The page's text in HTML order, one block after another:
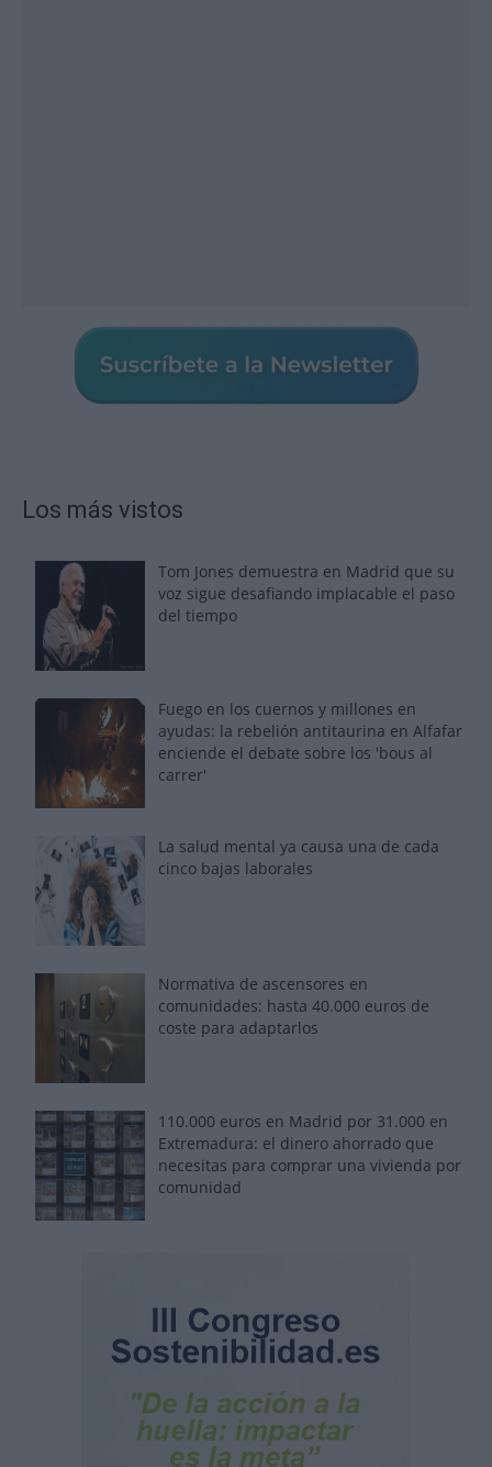
Los más vistos
Tom Jones demuestra en Madrid que su
voz sigue desafiando implacable el paso
del tiempo
Fuego en los cuernos y millones en
ayudas: la rebelión antitaurina en Alfafar
enciende el debate sobre los 'bous al
carrer'
La salud mental ya causa una de cada
cinco bajas laborales
Normativa de ascensores en
comunidades: hasta 40.000 euros de
coste para adaptarlos
110.000 euros en Madrid por 31.000 en
Extremadura: el dinero ahorrado que
necesitas para comprar una vivienda por
comunidad